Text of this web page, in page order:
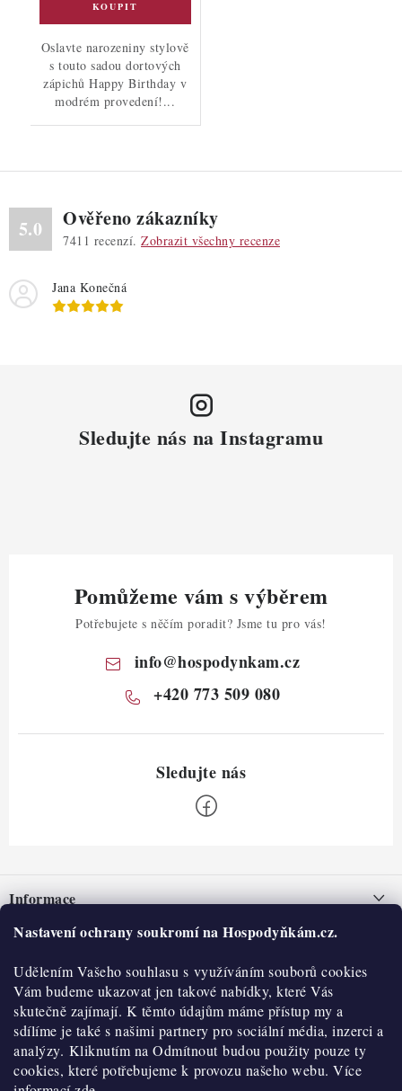
Nastavení ochrany soukromí na Hospodyňkám.cz.
Udělením Vašeho souhlasu s využíváním souborů cookies
Vám budeme ukazovat jen takové nabídky, které Vás
skutečně zajímají. K těmto údajům máme přístup my a
sdílíme je také s našimi partnery pro sociální média, inzerci a
analýzy. Kliknutím na Odmítnout budou použity pouze ty
cookies, které potřebujeme k provozu našeho webu. Více
Oslavte narozeniny stylově
s touto sadou dortových
zápichů Happy Birthday v
modrém provedení!...
5.0 Ověřeno zákazníky
7411 recenzí. Zobrazit všechny recenze
Jana Konečná
Sledujte nás na Instagramu
Pomůžeme vám s výběrem
Potřebujete s něčím poradit? Jsme tu pro vás!
info@hospodynkam.cz
+420 773 509 080
pInformace
Nepřevzetí zásilky na dobírku
Obchodní podmínky
Hodnocení obchodu
Blog
Moje objednávka
O nás
Historie
Kontakty
O nákupu
Reklamace a vratky
Výdejní místa